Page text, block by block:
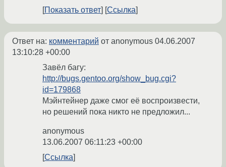
Показать ответ
Ссылка
Ответ на: комментарий от anonymous 04.06.2007
13:10:28 +00:00
Завёл багу:
http://bugs.gentoo.org/show_bug.cgi?
id=179868
Мэйнтейнер даже смог её воспроизвести,
но решений пока никто не предложил...
anonymous
13.06.2007 06:11:23 +00:00
Ссылка